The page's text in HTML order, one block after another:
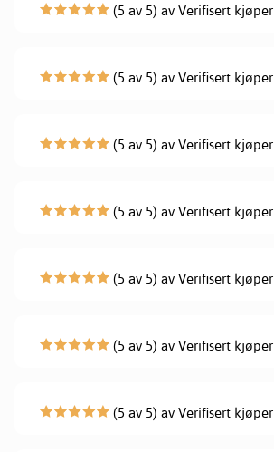
(5 av 5) av Verifisert kjøper
(5 av 5) av Verifisert kjøper
(5 av 5) av Verifisert kjøper
(5 av 5) av Verifisert kjøper
(5 av 5) av Verifisert kjøper
(5 av 5) av Verifisert kjøper
(5 av 5) av Verifisert kjøper